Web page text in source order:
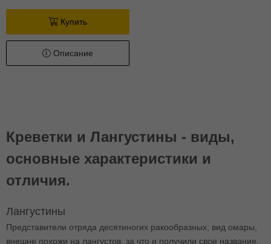
Купить
Описание
Креветки и Лангустины - виды,
основные характеристики и
отличия.
Лангустины
Представители отряда десятиногих ракообразных, вид омары,
внешне похожи на лангустов, за что и получили свое название.